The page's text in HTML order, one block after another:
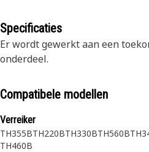
Specificaties
Er wordt gewerkt aan een
onderdeel.
Compatibele modellen
Verreiker
TH355BTH220BTH330BTH560B
TH460B